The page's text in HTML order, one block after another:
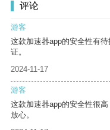
评论
游客
这款加速器app的安全性有
证。
2024-11-17
游客
这款加速器app的安全性很
放心。